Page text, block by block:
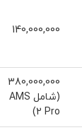
140,000,000
380,000,000
(شامل AMS
2 Pro)